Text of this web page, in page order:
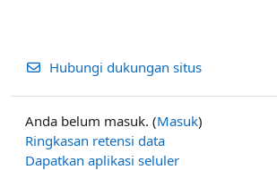
Hubungi dukungan situs
Anda belum masuk. (Masuk)
Ringkasan retensi data
Dapatkan aplikasi seluler